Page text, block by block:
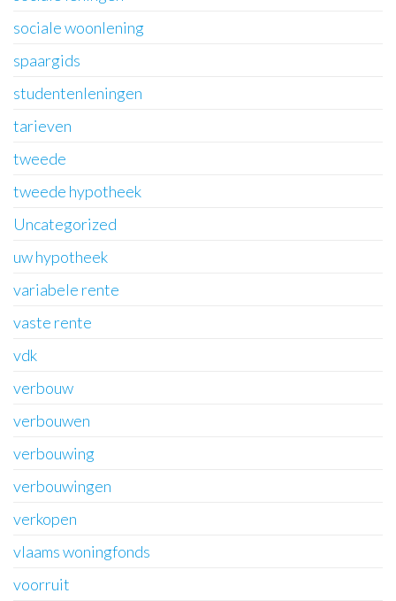
sociale woonlening
spaargids
studentenleningen
tarieven
tweede
tweede hypotheek
Uncategorized
uw hypotheek
variabele rente
vaste rente
vdk
verbouw
verbouwen
verbouwing
verbouwingen
verkopen
vlaams woningfonds
voorruit